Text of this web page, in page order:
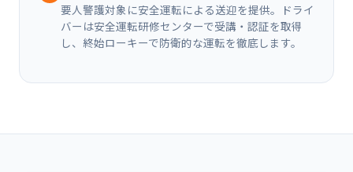
要人警護対象に安全運転による送迎を提供。ドライ
バーは安全運転研修センターで受講・認証を取得
し、終始ローキーで防衛的な運転を徹底します。